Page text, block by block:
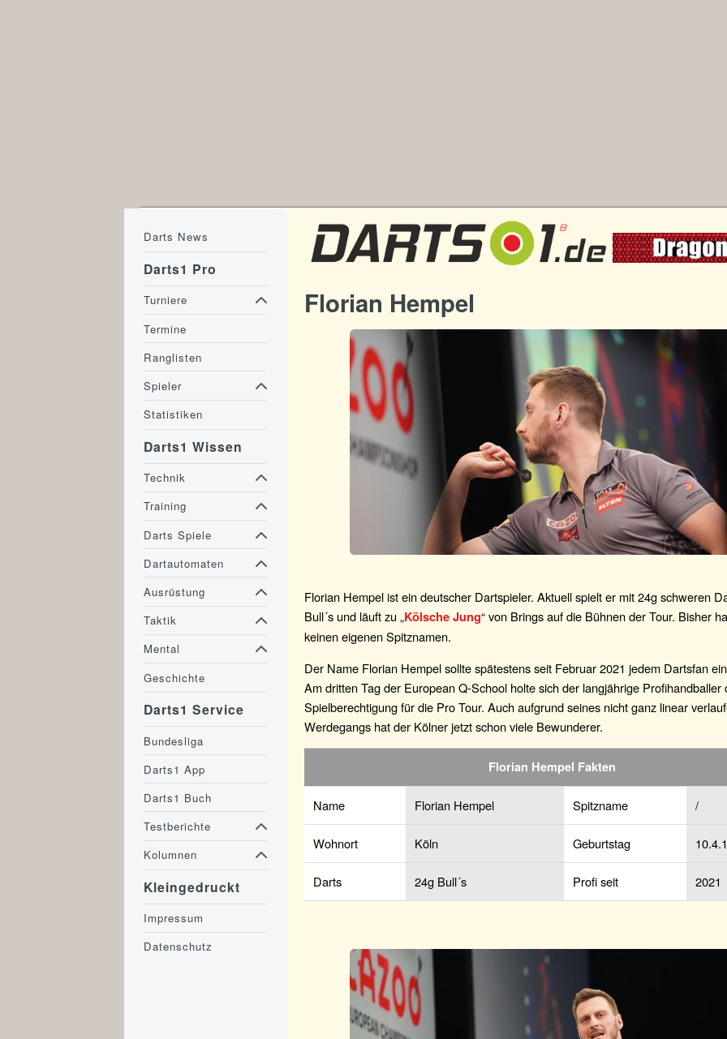
Florian Hempel
Florian Hempel ist ein deutscher Dartspieler. Aktuell spielt er mit 24g schweren
Bull´s und läuft zu „Kölsche Jung“ von Brings auf die Bühnen der Tour. Bisher
keinen eigenen Spitznamen.
Der Name Florian Hempel sollte spätestens seit Februar 2021 jedem Dartsfan
Am dritten Tag der European Q-School holte sich der langjährige Profihandballer
Spielberechtigung für die Pro Tour. Auch aufgrund seines nicht ganz linear
Werdegangs hat der Kölner jetzt schon viele Bewunderer.
Florian Hempel Fakten
Name Florian Hempel Spitzname /
Wohnort Köln Geburtstag
Darts 24g Bull´s Profi seit 2021
Darts News
Darts1 Pro
Turniere
Termine
Ranglisten
Spieler
Statistiken
Darts1 Wissen
Technik
Training
Darts Spiele
Dartautomaten
Ausrüstung
Taktik
Mental
Geschichte
Darts1 Service
Bundesliga
Darts1 App
Darts1 Buch
Testberichte
Kolumnen
Kleingedruckt
Impressum
Datenschutz